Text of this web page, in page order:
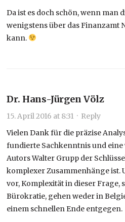
Da ist es doch schön, wenn man
wenigstens über das Finanzamt
kann.
Dr. Hans-Jürgen Völz
15. April 2016 at 8:31 · Reply
Vielen Dank für die präzise
fundierte Sachkenntnis und eine
Autors Walter Grupp der
komplexer Zusammenhänge ist.
vor, Komplexität in dieser
Bürokratie, gehen weder in
einem schnellen Ende entgegen.